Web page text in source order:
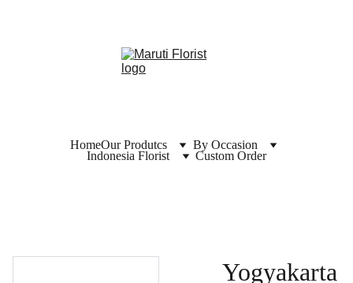
HomeOur Produtcs
By Occasion
Indonesia Florist
Custom Order
Yogyakarta